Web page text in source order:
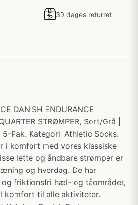
30 dages returret
DANISH ENDURANCE
STRØMPER, Sort/Grå |
Pak. Kategori: Athletic Socks.
i komfort med vores klassiske
lette og åndbare strømper er
og hverdag. De har
og friktionsfri hæl- og tåområder,
komfort til alle aktiviteter.